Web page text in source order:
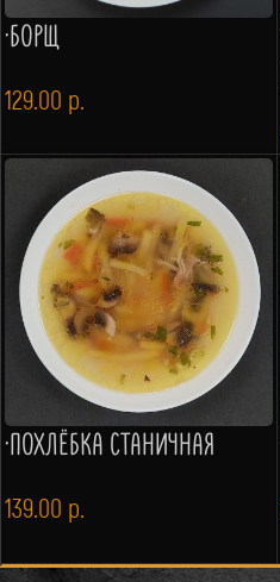
·БОРЩ
129.00 р.
·ПОХЛЁБКА СТАНИЧНАЯ
139.00 р.